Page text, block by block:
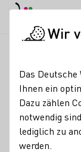
Saskia
Wir
Das
Ihnen ein
Dazu zählen
notwendig
lediglich zu
werden.